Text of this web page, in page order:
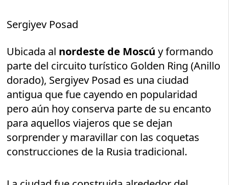
Sergiyev Posad
Ubicada al nordeste de Moscú y formando
parte del circuito turístico Golden Ring (Anillo
dorado), Sergiyev Posad es una ciudad
antigua que fue cayendo en popularidad
pero aún hoy conserva parte de su encanto
para aquellos viajeros que se dejan
sorprender y maravillar con las coquetas
construcciones de la Rusia tradicional.